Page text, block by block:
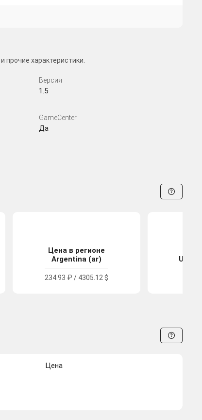
и прочие характеристики.
Версия
1.5
GameCenter
Да
Цена в регионе
Argentina (ar)
234.93 ₽ / 4305.12 $
Цена